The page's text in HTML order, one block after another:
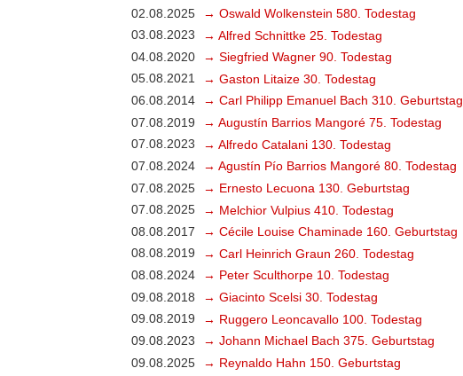
02.08.2025
→ Oswald Wolkenstein 580. Todestag
03.08.2023
→ Alfred Schnittke 25. Todestag
04.08.2020
→ Siegfried Wagner 90. Todestag
05.08.2021
→ Gaston Litaize 30. Todestag
06.08.2014
→ Carl Philipp Emanuel Bach 310. Geburtstag
07.08.2019
→ Augustín Barrios Mangoré 75. Todestag
07.08.2023
→ Alfredo Catalani 130. Todestag
07.08.2024
→ Agustín Pío Barrios Mangoré 80. Todestag
07.08.2025
→ Ernesto Lecuona 130. Geburtstag
07.08.2025
→ Melchior Vulpius 410. Todestag
08.08.2017
→ Cécile Louise Chaminade 160. Geburtstag
08.08.2019
→ Carl Heinrich Graun 260. Todestag
08.08.2024
→ Peter Sculthorpe 10. Todestag
09.08.2018
→ Giacinto Scelsi 30. Todestag
09.08.2019
→ Ruggero Leoncavallo 100. Todestag
09.08.2023
→ Johann Michael Bach 375. Geburtstag
09.08.2025
→ Reynaldo Hahn 150. Geburtstag